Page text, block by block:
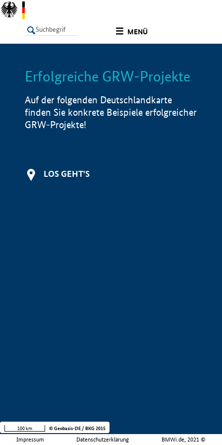
MENÜ
LISTE Info
Erfolgreiche GRW-Projekte
Auf der folgenden Deutschlandkarte
finden Sie konkrete Beispiele erfolgreicher
GRW-Projekte!
LOS GEHT'S
Impressum Datenschutzerklärung BMWi.de, 2021 ©
100 km © Geobasis-DE / BKG 2015